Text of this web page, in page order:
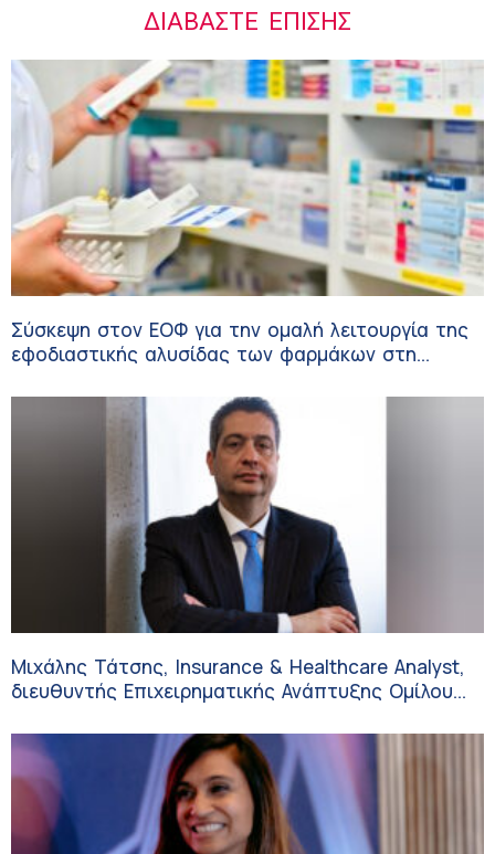
ΔΙΑΒΆΣΤΕ ΕΠΊΣΗΣ
Σύσκεψη στον ΕΟΦ για την ομαλή λειτουργία της
εφοδιαστικής αλυσίδας των φαρμάκων στη
Μιχάλης Τάτσης, Insurance & Healthcare Analyst,
διευθυντής Επιχειρηματικής Ανάπτυξης Ομίλου